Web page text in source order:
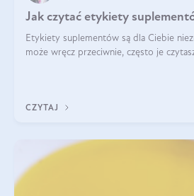
Jak czytać etykiety
Etykiety suplementów są dla Ciebie
może wręcz przeciwnie, często je
CZYTAJ